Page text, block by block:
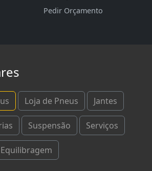
Pedir Orçamento
Loja de Pneus Jantes
Suspensão Serviços
Equilibragem